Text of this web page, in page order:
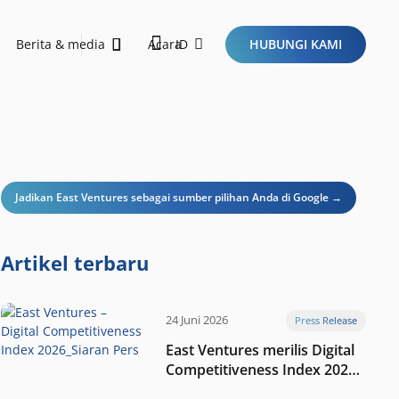
Berita & media AcaraID HUBUNGI KAMI
Jadikan East Ventures sebagai sumber pilihan Anda di Google →
Artikel terbaru
24 Juni 2026 Press Release
East Ventures merilis Digital
Competitiveness Index 2026,